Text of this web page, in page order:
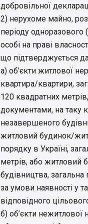
добровільної
2) нерухоме майно,
періоду одноразового
особі на праві
що підтверджується
а) об’єкти житлової
квартира/квартири,
120 квадратних
документами, на таку
незавершеного
житловий будинок/
порядку в Україні,
метрів, або житловий
будівництва,
за умови наявності у
відповідного
б) об’єкти